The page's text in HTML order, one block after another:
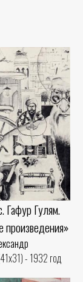
Гафур Гулям.
произведения»
- 1932 год